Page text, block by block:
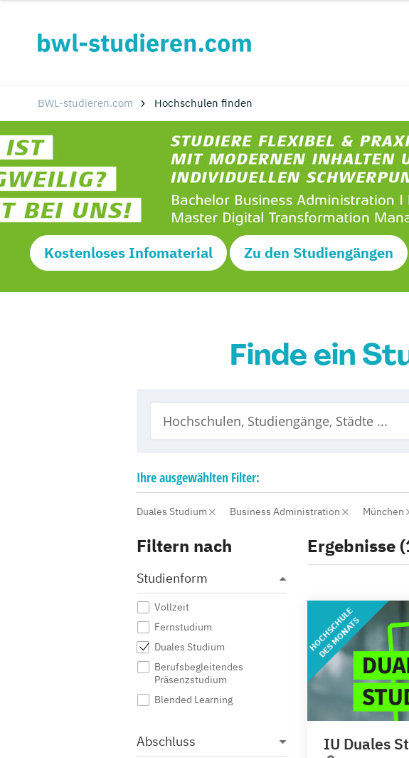
BWL-studieren.com Hochschulen finden
Kostenloses Infomaterial Zu den Studiengängen
Finde ein
Ihreausgewählten Filter:
Duales Studium Business Administration München
Filtern nach
Studienform
Vollzeit
Fernstudium
Duales Studium
Berufsbegleitendes
Präsenzstudium
Blended Learning
Abschluss
Ergebnisse
HOCHSCHULE
DES MONATS
IU Duales